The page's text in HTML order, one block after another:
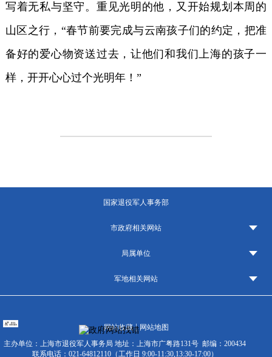
写着无私与坚守。重见光明的他，又开始规划本周的
山区之行，“春节前要完成与云南孩子们的约定，把准
备好的爱心物资送过去，让他们和我们上海的孩子一
样，开开心心过个光明年！”
国家退役军人事务部
市政府相关网站
局属单位
军地相关网站
网站收藏 | 网站地图
主办单位：上海市退役军人事务局 地址：上海市广粤路131号 邮编：200434
联系电话：021-64812110（工作日 9:00-11:30,13:30-17:00）